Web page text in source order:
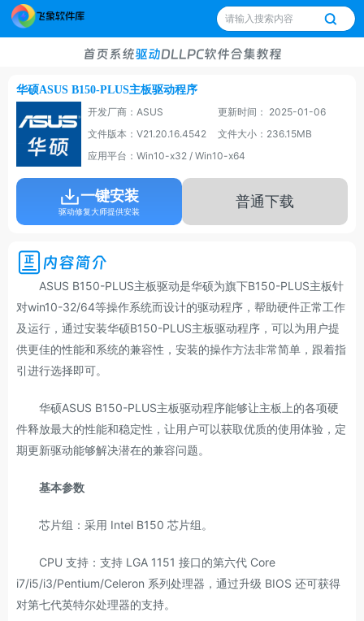
首页系统驱动DLLPC软件合集教程
华硕ASUS B150-PLUS主板驱动程序
开发厂商：ASUS
更新时间： 2025-01-06
文件版本：V21.20.16.4542
文件大小：236.15MB
应用平台：Win10-x32 / Win10-x64
一键安装
驱动修复大师提供安装
普通下载
内容简介
ASUS B150-PLUS主板驱动是华硕为旗下B150-PLUS主板针
对win10-32/64等操作系统而设计的驱动程序，帮助硬件正常工作
及运行，通过安装华硕B150-PLUS主板驱动程序，可以为用户提
供更佳的性能和系统的兼容性，安装的操作方法非常简单，跟着指
引进行选择即可。
华硕ASUS B150-PLUS主板驱动程序能够让主板上的各项硬
件释放最大的性能和稳定性，让用户可以获取优质的使用体验，定
期更新驱动能够解决潜在的兼容问题。
基本参数
芯片组：采用 Intel B150 芯片组。
CPU 支持：支持 LGA 1151 接口的第六代 Core
i7/i5/i3/Pentium/Celeron 系列处理器，通过升级 BIOS 还可获得
对第七代英特尔处理器的支持。